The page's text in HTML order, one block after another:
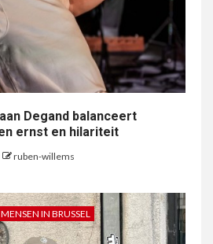
Degand balanceert
ernst en hilariteit
ruben-willems
MENSEN IN BRUSSEL